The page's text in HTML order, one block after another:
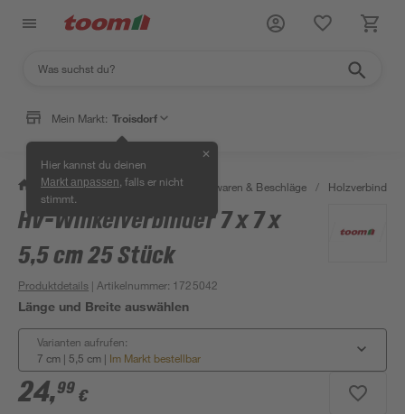
Mein Markt: Troisdorf
Hier kannst du deinen
Markt anpassen , falls er nicht
stimmt.
✕
/ Werkstatt & Maschinen / Eisenwaren & Beschläge / Holzverbinder
HV-Winkelverbinder 7 x 7 x
5,5 cm 25 Stück
Produktdetails | Artikelnummer: 1725042
Länge und Breite auswählen
Varianten aufrufen:
7 cm | 5,5 cm | Im Markt bestellbar
24,99 €